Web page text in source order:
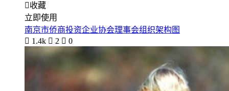
收藏
立即使用
南京市侨商投资企业协会理事会组织架构图
 1.4k  2  0